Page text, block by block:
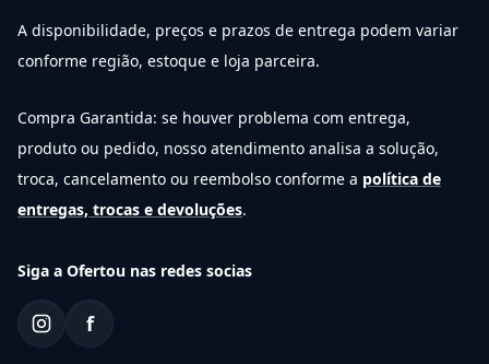
A disponibilidade, preços e prazos de entrega podem variar
conforme região, estoque e loja parceira.
Compra Garantida: se houver problema com entrega,
produto ou pedido, nosso atendimento analisa a solução,
troca, cancelamento ou reembolso conforme a política de
entregas, trocas e devoluções.
Siga a Ofertou nas redes socias
f